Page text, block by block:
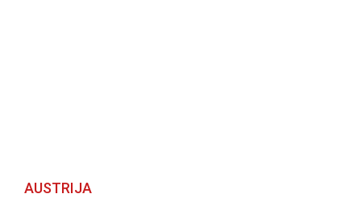
AUSTRIJA